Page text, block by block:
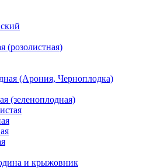
(розолистная)
(Арония, Черноплодка)
(зеленоплодная)
и крыжовник